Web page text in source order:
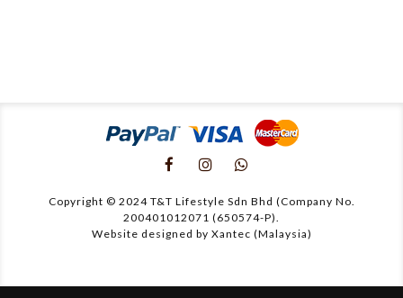
Copyright © 2024 T&T Lifestyle Sdn Bhd (Company No.
200401012071 (650574-P).
Website designed by Xantec (Malaysia)